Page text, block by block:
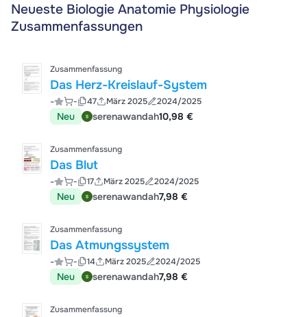
Neueste Biologie Anatomie Physiologie
Zusammenfassungen
Zusammenfassung
Das Herz-Kreislauf-System
- - 47 März 2025 2024/2025
Neu serenawandah10,98 €
Zusammenfassung
Das Blut
- - 17 März 2025 2024/2025
Neu serenawandah7,98 €
Zusammenfassung
Das Atmungssystem
- - 14 März 2025 2024/2025
Neu serenawandah7,98 €
Zusammenfassung